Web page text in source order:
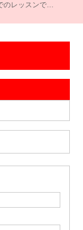
のレッスンで…